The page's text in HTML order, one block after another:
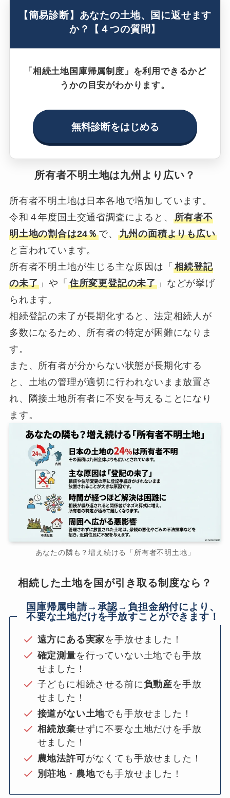
【簡易診断】あなたの土地、国に返せます
か？【４つの質問】
「相続土地国庫帰属制度」を利用できるかど
うかの目安がわかります。
無料診断をはじめる
所有者不明土地は九州より広い？
所有者不明土地は日本各地で増加しています。
令和４年度国土交通省調査によると、 所有者不
明土地の割合は24％で、 九州の面積よりも広い
と言われています。
所有者不明土地が生じる主な原因は「 相続登記
の未了 」や「 住所変更登記の未了 」などが挙げ
られます。
相続登記の未了が長期化すると、法定相続人が
多数になるため、所有者の特定が困難になりま
す。
また、所有者が分からない状態が長期化する
と、土地の管理が適切に行われないまま放置さ
れ、隣接土地所有者に不安を与えることになり
ます。
あなたの隣も？増え続ける「所有者不明土地」
相続した土地を国が引き取る制度なら？
国庫帰属申請→承認→負担金納付により、
不要な土地だけを手放すことができます！
遠方にある実家を手放せました！
確定測量を行っていない土地でも手放
せました！
子どもに相続させる前に負動産を手放
せました！
接道がない土地でも手放せました！
相続放棄せずに不要な土地だけを手放
せました！
農地法許可がなくても手放せました！
別荘地 ・ 農地でも手放せました！